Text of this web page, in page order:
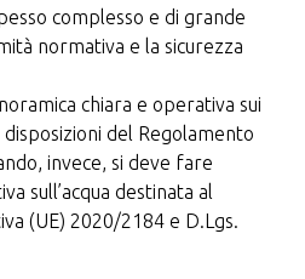
complesso e di grande
normativa e la sicurezza
chiara e operativa sui
disposizioni del Regolamento
invece, si deve fare
sull’acqua destinata al
(UE) 2020/2184 e D.Lgs.